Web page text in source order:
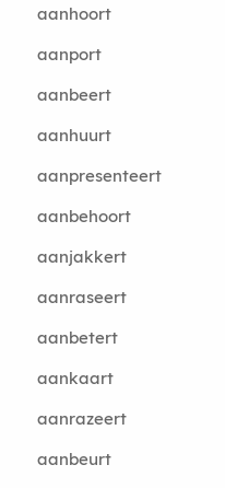
aanhoort
aanport
aanbeert
aanhuurt
aanpresenteert
aanbehoort
aanjakkert
aanraseert
aanbetert
aankaart
aanrazeert
aanbeurt